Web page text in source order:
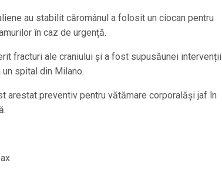
au stabilit căromânul a folosit un ciocan pentru
în caz de urgență.
fracturi ale craniului și a fost supusăunei intervenții
spital din Milano.
arestat preventiv pentru vătămare corporalăși jaf în